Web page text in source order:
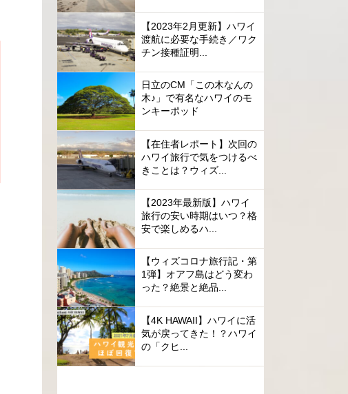
【2023年2月更新】ハワイ
渡航に必要な手続き／ワク
チン接種証明...
日立のCM「この木なんの
木♪」で有名なハワイのモ
ンキーポッド
【在住者レポート】次回の
ハワイ旅行で気をつけるべ
きことは？ウィズ...
【2023年最新版】ハワイ
旅行の安い時期はいつ？格
安で楽しめるハ...
【ウィズコロナ旅行記・第
1弾】オアフ島はどう変わ
った？絶景と絶品...
【4K HAWAII】ハワイに活
気が戻ってきた！？ハワイ
の「クヒ...